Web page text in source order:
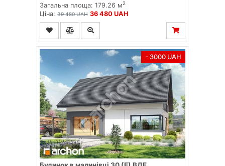
Загальна площа: 179.26 м2
Ціна: 39 480 UAH 36 480 UAH
- 3000 UAH